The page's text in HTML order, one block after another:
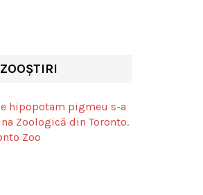
ZOOȘTIRI